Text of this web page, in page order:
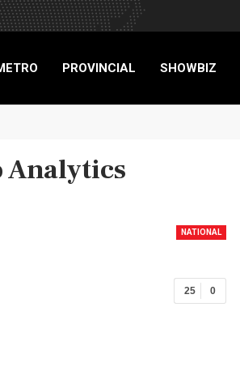
PROVINCIAL SHOWBIZ
Analytics
NATIONAL
0
25